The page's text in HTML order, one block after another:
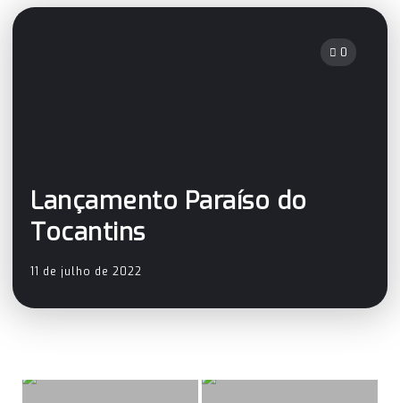
Lançamento Paraíso do
Tocantins
11 de julho de 2022
0